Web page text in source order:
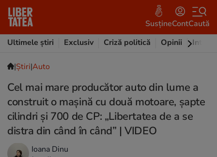
SusțineContCaută
Ultimele știri
Exclusiv Criză politică Opinii
|Ştiri|Auto
Cel mai mare producător auto din lume a
construit o mașină cu două motoare, șapte
cilindri și 700 de CP: „Libertatea de a se
distra din când în când” | VIDEO
Ioana Dinu